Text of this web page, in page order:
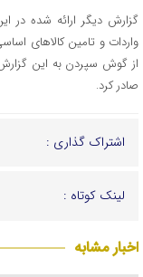
گزارش دیگر ارائه شده در
واردات و تامین کالاهای
از گوش سپردن به این
صادر کرد.
اشتراک گذاری :
لینک کوتاه :
اخبار مشابه